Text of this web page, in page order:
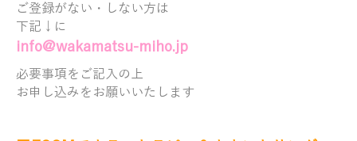
ご登録がない・しない方は
下記↓に
info@wakamatsu-miho.jp
必要事項をご記入の上
お申し込みをお願いいたします